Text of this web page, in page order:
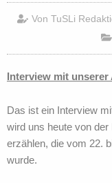
Von TuSLi
Interview mit unserer
Das ist ein Interview
wird uns heute von
erzählen, die vom 22.
wurde.